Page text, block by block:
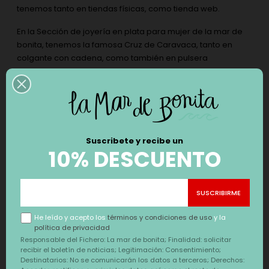
tenemos tanto en tiendas físicas, como tienda web.
En la Sección de joyería en plata para mujer de la mar de
bonita, tenemos la famosa Cruz de Caravaca, tanto en
colgante con cadena, como también en pulsera
Fabricada en plata con un ligero baño de oro de 24k es un
pieza elegante y sencilla montada con circonitas blancas
facetadas de brillo espectacular. El largo de cadena para
tu muñeca es de 16 cm y cuentas con 3 cm extras para un
DESCUENTO
Responsable del Fichero: La mar de bonita; Finalidad: solicitar
recibir el boletín de noticias; Legitimación: Consentimiento;
Destinatarios: No se comunicarán los datos a terceros; Derechos:
He leído y acepto lostérminos y condiciones de usoy la
política de privacidad
10% DESCUENTO
Suscribete y recibe un